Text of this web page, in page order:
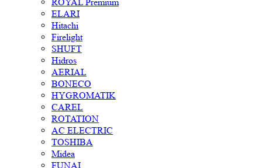
ELARI
Hitachi
Firelight
SHUFT
Hidros
AERIAL
BONECO
HYGROMATIK
CAREL
ROTATION
AC ELECTRIC
TOSHIBA
Midea
FUNAI